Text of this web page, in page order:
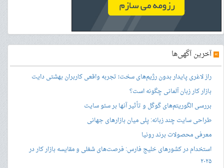
»آخرین آگهی‌ها
راز لاغری پایدار بدون رژیم‌های سخت؛ تجربه واقعی کاربران بهشتی دایت
بازار کار زبان آلمانی چگونه است؟
بررسی الگوریتم‌های گوگل و تأثیر آنها بر سئو سایت
طراحی سایت چند زبانه: پلی میان بازارهای جهانی
معرفی محصولات برند رونیا
استخدام در کشورهای خلیج فارس: فرصت‌های شغلی و مقایسه بازار کار در
۲۰۲۵